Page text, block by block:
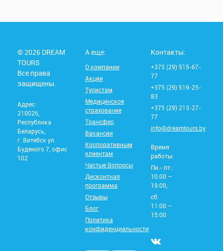
© 2026 DREAM
TOURS
Все права
защищены.
Адрес:
210026,
Республика
Беларусь,
г. Витебск ул.
Буденого 7, офис
102
А еще:
О компании
Акции
Туристам
Медицинское
страхование
Трансфер
Вакансии
Корпоративным
клиентам
Частые Вопросы
Дисконтная
программа
Отзывы
Блог
Политика
конфиденциальности
Контакты:
+375 (29) 515-67-
77
+375 (29) 519-25-
83
+375 (29) 213-27-
77
info@dreamtours.by
Время
работы:
Пн.- пт.:
10:00 –
19:00,
сб:
11:00 –
15:00